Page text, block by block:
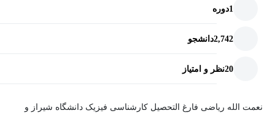
1دوره
2,742دانشجو
20نظر و امتیاز
نعمت الله ریاضی فارغ التحصیل کارشناسی فیزیک دانشگاه شیراز و